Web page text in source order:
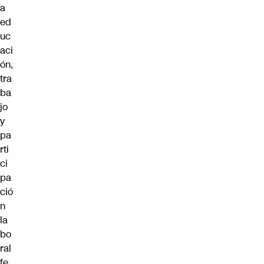
a
ed
uc
aci
ón,
tra
ba
jo
y
pa
rti
ci
pa
ció
n
la
bo
ral